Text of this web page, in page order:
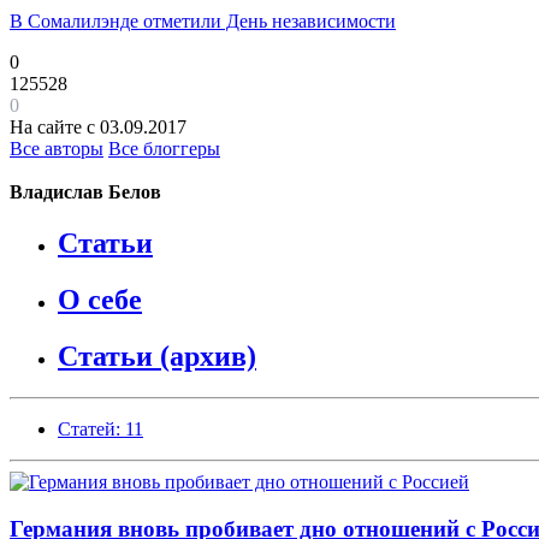
В Сомалилэнде отметили День независимости
0
125528
0
На сайте с 03.09.2017
Все авторы Все блоггеры
Владислав Белов
Статьи
О себе
Статьи (архив)
Статей: 11
Германия вновь пробивает дно отношений с